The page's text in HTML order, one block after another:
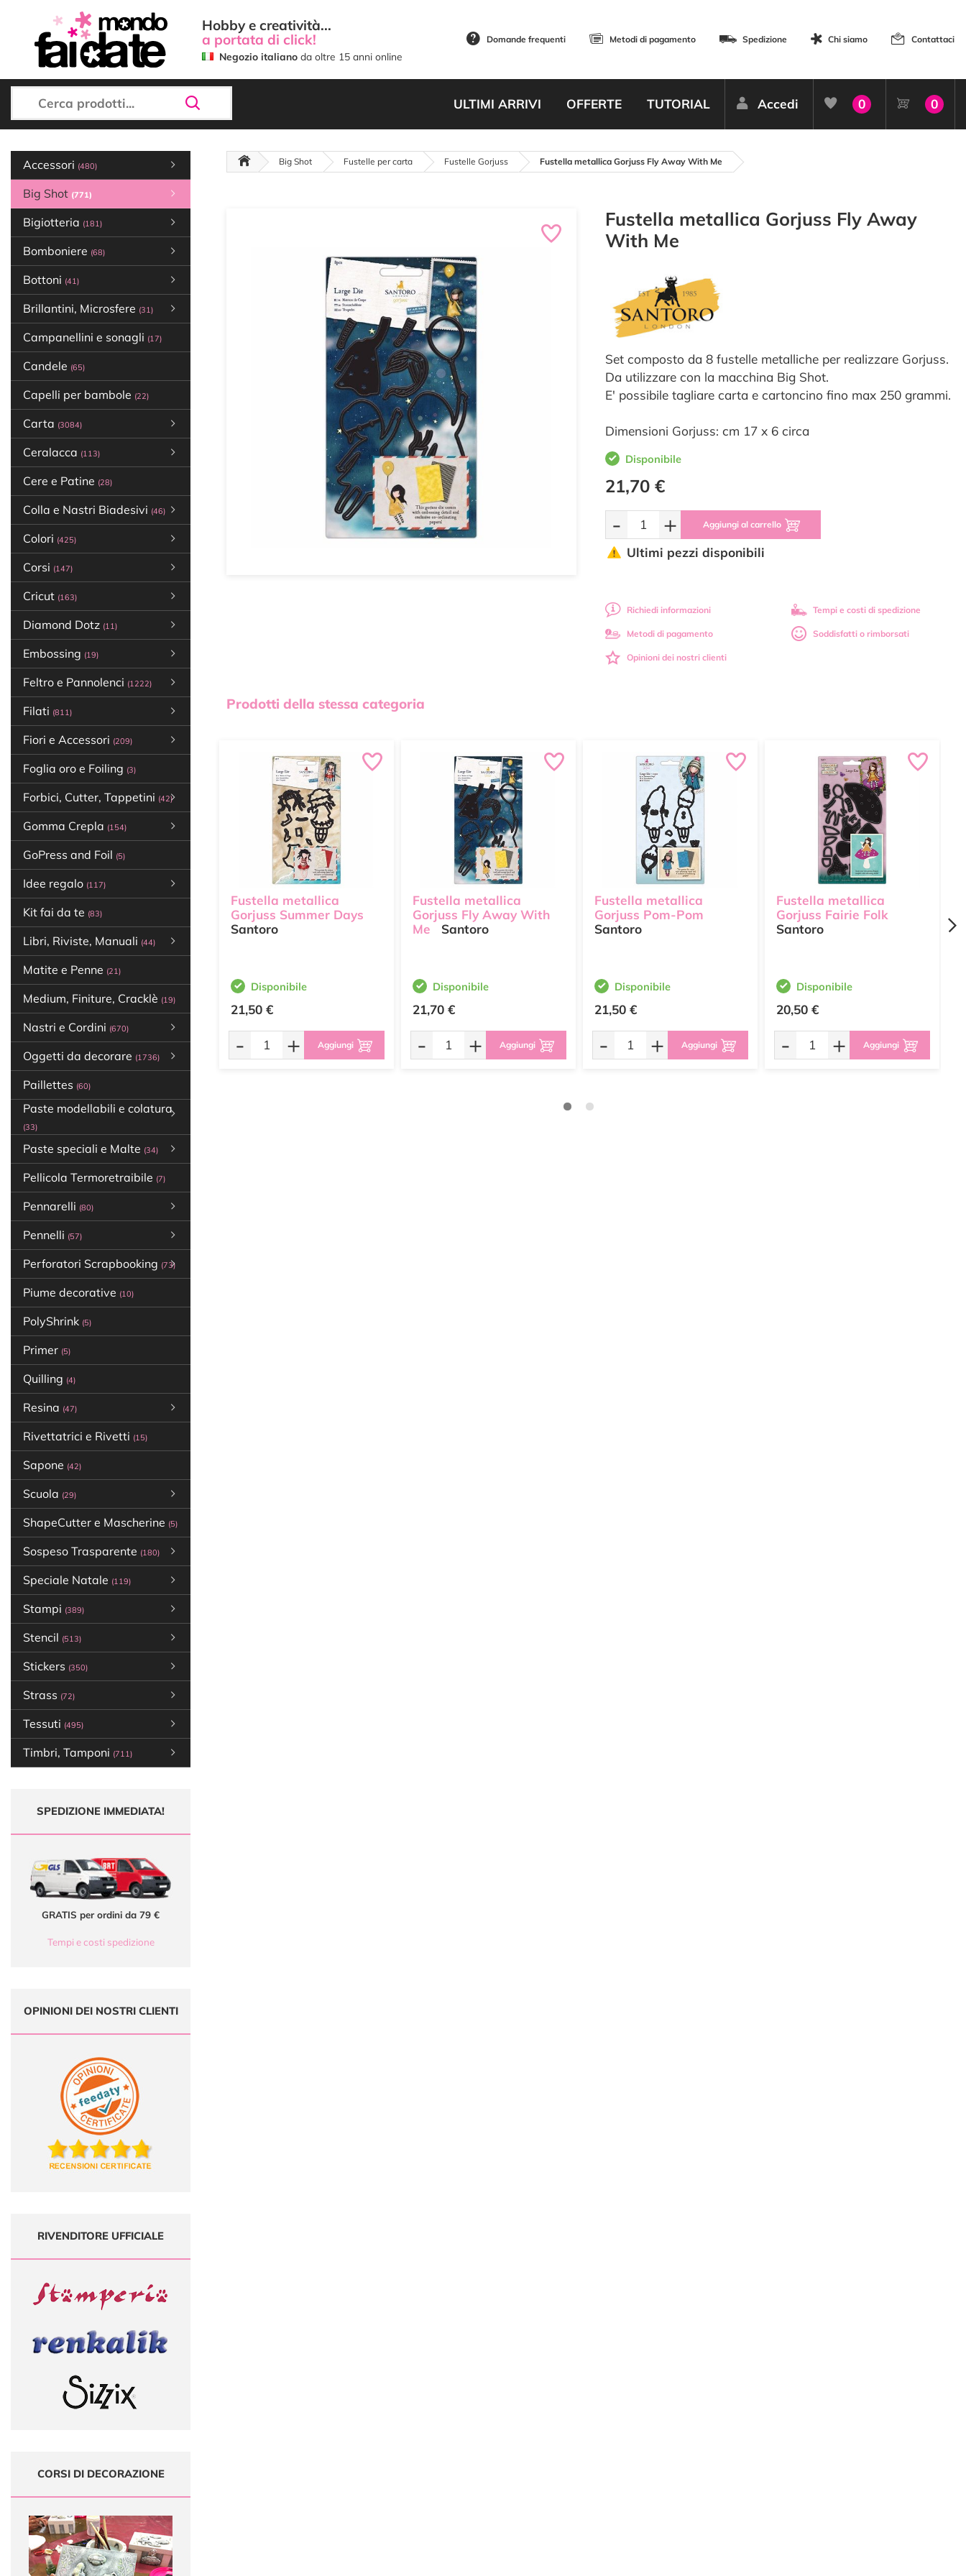
Hobby e creatività...
a portata di click!
Negozio italiano da oltre 15 anni online
Domande frequenti Metodi di pagamento Spedizione Chi siamo Contattaci
ULTIMI ARRIVI OFFERTE TUTORIAL Accedi 0 0
Accessori (480)
Big Shot (771)
Bigiotteria (181)
Bomboniere (68)
Bottoni (41)
Brillantini, Microsfere (31)
Campanellini e sonagli (17)
Candele (65)
Capelli per bambole (22)
Carta (3084)
Ceralacca (113)
Cere e Patine (28)
Colla e Nastri Biadesivi (46)
Colori (425)
Corsi (147)
Cricut (163)
Diamond Dotz (11)
Embossing (19)
Feltro e Pannolenci (1222)
Filati (811)
Fiori e Accessori (209)
Foglia oro e Foiling (3)
Forbici, Cutter, Tappetini (42)
Gomma Crepla (154)
GoPress and Foil (5)
Idee regalo (117)
Kit fai da te (83)
Libri, Riviste, Manuali (44)
Matite e Penne (21)
Medium, Finiture, Cracklè (19)
Nastri e Cordini (670)
Oggetti da decorare (1736)
Paillettes (60)
Paste modellabili e colatura
(33)
Paste speciali e Malte (34)
Pellicola Termoretraibile (7)
Pennarelli (80)
Pennelli (57)
Perforatori Scrapbooking (73)
Piume decorative (10)
PolyShrink (5)
Primer (5)
Quilling (4)
Resina (47)
Rivettatrici e Rivetti (15)
Sapone (42)
Scuola (29)
ShapeCutter e Mascherine (5)
Sospeso Trasparente (180)
Speciale Natale (119)
Stampi (389)
Stencil (513)
Stickers (350)
Strass (72)
Tessuti (495)
Timbri, Tamponi (711)
SPEDIZIONE IMMEDIATA!
GRATIS per ordini da 79 €
Tempi e costi spedizione
OPINIONI DEI NOSTRI CLIENTI
RIVENDITORE UFFICIALE
CORSI DI DECORAZIONE
Big Shot Fustelle per carta Fustelle Gorjuss Fustella metallica Gorjuss Fly Away With Me
Fustella metallica Gorjuss Fly Away
With Me
Set composto da 8 fustelle metalliche per realizzare Gorjuss.
Da utilizzare con la macchina Big Shot.
E' possibile tagliare carta e cartoncino fino max 250 grammi.
Dimensioni Gorjuss: cm 17 x 6 circa
Disponibile
21,70 €
- + Aggiungi al carrello
Ultimi pezzi disponibili
Richiedi informazioni Tempi e costi di spedizione
Metodi di pagamento Soddisfatti o rimborsati
Opinioni dei nostri clienti
Prodotti della stessa categoria
Fustella metallica
Gorjuss Summer Days
Santoro
Disponibile
21,50 €
- + Aggiungi
Fustella metallica
Gorjuss Fly Away With
Me
Santoro
Disponibile
21,70 €
- + Aggiungi
Fustella metallica
Gorjuss Pom-Pom
Santoro
Disponibile
21,50 €
- + Aggiungi
Fustella metallica
Gorjuss Fairie Folk
Santoro
Disponibile
20,50 €
- + Aggiungi